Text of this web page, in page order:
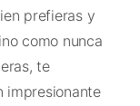
prefieras y
como nunca
te
impresionante